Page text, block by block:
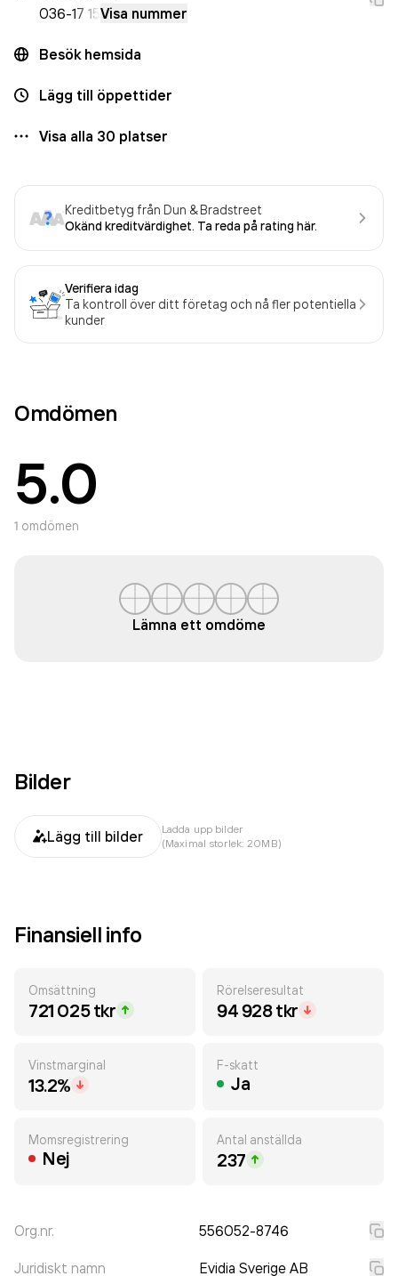
036-17 15Visa nummer
Besök hemsida
Lägg till öppettider
Visa alla 30 platser
Kreditbetyg från Dun & Bradstreet
Okänd kreditvärdighet. Ta reda på rating här.
Verifiera idag
Ta kontroll över ditt företag och nå fler potentiella
kunder
Omdömen
5.0
1 omdömen
Lämna ett omdöme
Bilder
Lägg till bilder
Ladda upp bilder
(Maximal storlek: 20MB)
Finansiell info
Omsättning
721 025 tkr
Rörelseresultat
94 928 tkr
Vinstmarginal
13.2%
F-skatt
Ja
Momsregistrering
Nej
Antal anställda
237
Org.nr. 556052-8746
Juridiskt namn Evidia Sverige AB